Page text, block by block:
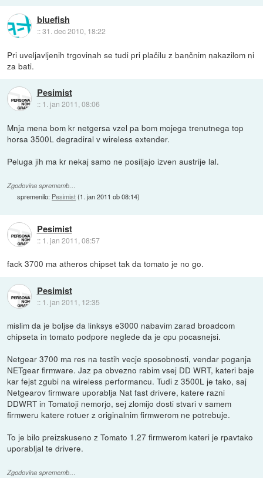
bluefish
::31. dec 2010, 18:22
Pri uveljavljenih trgovinah se tudi pri plačilu z bančnim nakazilom ni
za bati.
Pesimist
:: 1. jan 2011, 08:06
Mnja mena bom kr netgersa vzel pa bom mojega trenutnega top
horsa 3500L degradiral v wireless extender.
Peluga jih ma kr nekaj samo ne posiljajo izven austrije lal.
Zgodovina sprememb…
spremenilo: Pesimist(1. jan 2011 ob 08:14)
Pesimist
:: 1. jan 2011, 08:57
fack 3700 ma atheros chipset tak da tomato je no go.
Pesimist
:: 1. jan 2011, 12:35
mislim da je boljse da linksys e3000 nabavim zarad broadcom
chipseta in tomato podpore neglede da je cpu pocasnejsi.
Netgear 3700 ma res na testih vecje sposobnosti, vendar poganja
NETgear firmware. Jaz pa obvezno rabim vsej DD WRT, kateri baje
kar fejst zgubi na wireless performancu. Tudi z 3500L je tako, saj
Netgearov firmware uporablja Nat fast drivere, katere razni
DDWRT in Tomatoji nemorjo, sej zlomijo dosti stvari v samem
firmweru katere rotuer z originalnim firmwerom ne potrebuje.
To je bilo preizskuseno z Tomato 1.27 firmwerom kateri je rpavtako
uporabljal te drivere.
Zgodovina sprememb…